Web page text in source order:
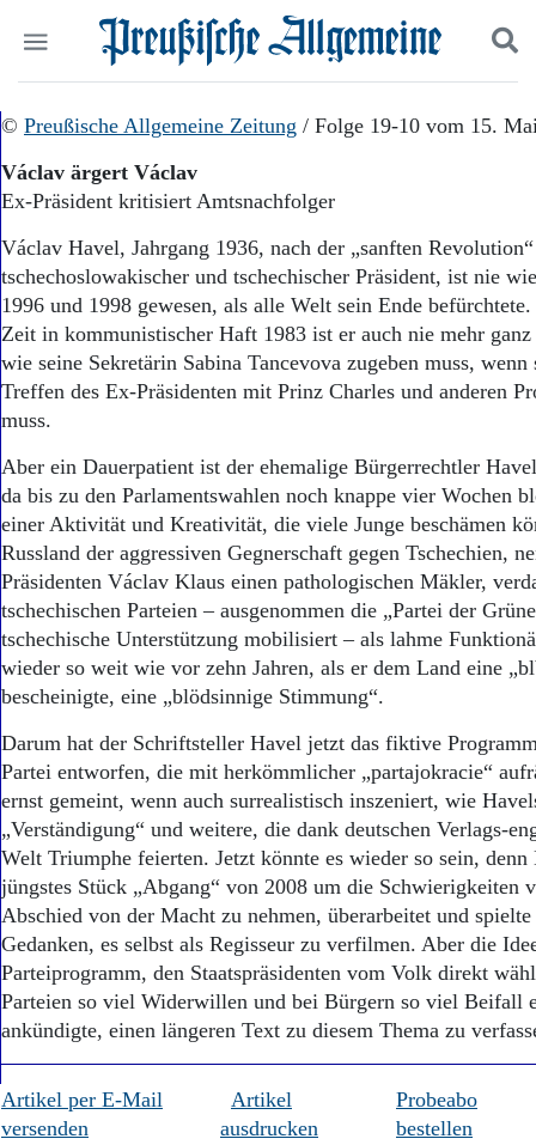
Start
Wer wir sind
Aktuelle Ausgabe
Abonnenten-Login
Abonnent werden
Abo Prämien
Archiv
Mediadaten
Politik
Panorama
Leben
Geschichte
Ostpreußen
Pommern
Berlin-Brandenburg
Schlesien
Kontakt
Impressum
Datenschutz
Suchen und finden
© Preußische Allgemeine Zeitung / Folge 19-10 vom 15.
Václav ärgert Václav
Ex-Präsident kritisiert Amtsnachfolger
Václav Havel, Jahrgang 1936, nach der „sanften
tschechoslowakischer und tschechischer Präsident, ist nie
1996 und 1998 gewesen, als alle Welt sein Ende
Zeit in kommunistischer Haft 1983 ist er auch nie mehr ganz
wie seine Sekretärin Sabina Tancevova zugeben muss,
Treffen des Ex-Präsidenten mit Prinz Charles und anderen
muss.
Aber ein Dauerpatient ist der ehemalige Bürgerrechtler
da bis zu den Parlamentswahlen noch knappe vier Wochen
einer Aktivität und Kreativität, die viele Junge beschämen
Russland der aggressiven Gegnerschaft gegen Tschechien,
Präsidenten Václav Klaus einen pathologischen Mäkler,
tschechischen Parteien – ausgenommen die „Partei der
tschechische Unterstützung mobilisiert – als lahme
wieder so weit wie vor zehn Jahren, als er dem Land eine
bescheinigte, eine „blödsinnige Stimmung“.
Darum hat der Schriftsteller Havel jetzt das fiktive
Partei entworfen, die mit herkömmlicher „partajokracie“
ernst gemeint, wenn auch surrealistisch inszeniert, wie
„Verständigung“ und weitere, die dank deutschen Verlags-
Welt Triumphe feierten. Jetzt könnte es wieder so sein, denn
jüngstes Stück „Abgang“ von 2008 um die Schwierigkeiten
Abschied von der Macht zu nehmen, überarbeitet und
Gedanken, es selbst als Regisseur zu verfilmen. Aber die
Parteiprogramm, den Staatspräsidenten vom Volk direkt
Parteien so viel Widerwillen und bei Bürgern so viel Beifall
ankündigte, einen längeren Text zu diesem Thema zu
Artikel per E-Mail
versenden
Artikel
ausdrucken
Probeabo
bestellen